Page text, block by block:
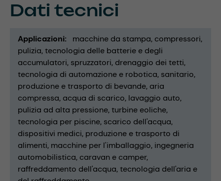
Dati tecnici
Applicazioni macchine da stampa compressori
pulizia tecnologia delle batterie e degli
accumulatori spruzzatori drenaggio dei tetti
tecnologia di automazione e robotica sanitario
produzione e trasporto di bevande aria
compressa acqua di scarico lavaggio auto
pulizia ad alta pressione turbine eoliche
tecnologia per piscine scarico dell'acqua
dispositivi medici produzione e trasporto di
alimenti macchine per l'imballaggio ingegneria
automobilistica caravan e camper
raffreddamento dell'acqua tecnologia dell'aria e